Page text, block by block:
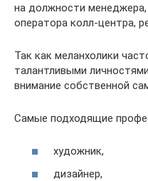
на должности менеджера,
оператора колл-центра,
Так как меланхолики
талантливыми
внимание собственной
Самые подходящие
художник,
дизайнер,